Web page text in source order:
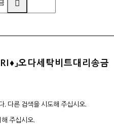
」오다세탁비트대리송금
. 다른 검색을 시도해 주십시오.
주십시오.